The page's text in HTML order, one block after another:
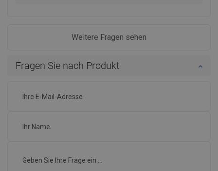
Weitere Fragen sehen
Fragen Sie nach Produkt